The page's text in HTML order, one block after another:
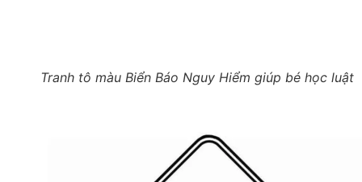
Tranh tô màu Biển Báo Nguy Hiểm giúp bé học luật